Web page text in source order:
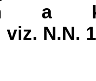
a
N.N.